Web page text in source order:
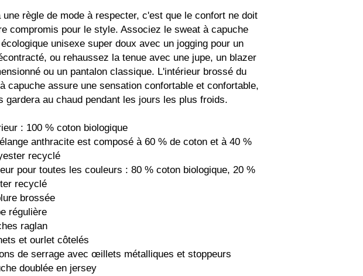
une règle de mode à respecter, c'est que le confort ne doit
compromis pour le style. Associez le sweat à capuche
unisexe super doux avec un jogging pour un
ou rehaussez la tenue avec une jupe, un blazer
ou un pantalon classique. L'intérieur brossé du
capuche assure une sensation confortable et confortable,
gardera au chaud pendant les jours les plus froids.
: 100 % coton biologique
anthracite est composé à 60 % de coton et à 40 %
recyclé
pour toutes les couleurs : 80 % coton biologique, 20 %
recyclé
brossée
régulière
raglan
et ourlet côtelés
de serrage avec œillets métalliques et stoppeurs
doublée en jersey